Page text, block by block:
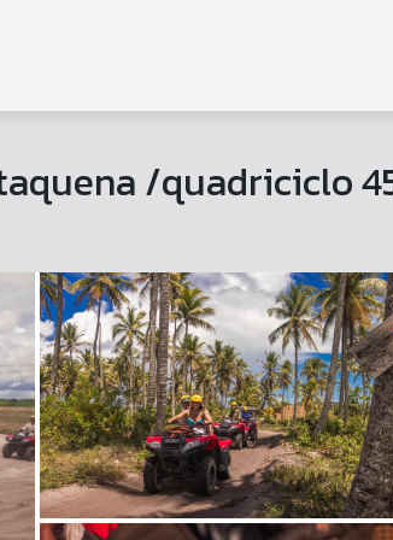
/quadriciclo